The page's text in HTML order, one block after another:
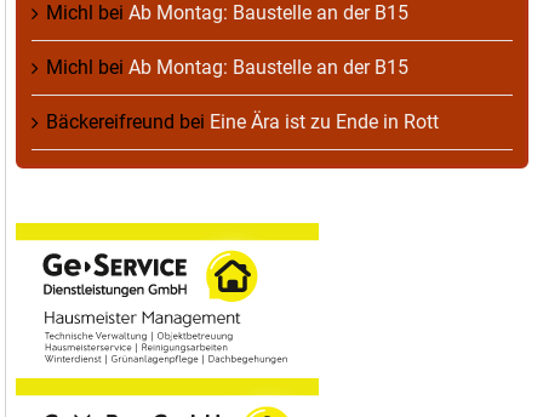
Michl bei Ab Montag: Baustelle an der B15
Michl bei Ab Montag: Baustelle an der B15
Bäckereifreund bei Eine Ära ist zu Ende in Rott